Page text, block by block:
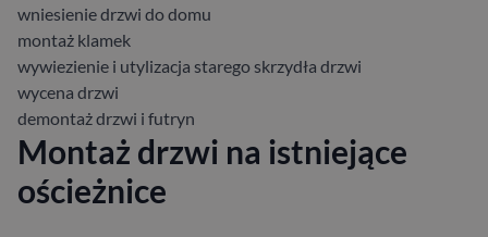
wniesienie drzwi do domu
montaż klamek
wywiezienie i utylizacja starego skrzydła drzwi
wycena drzwi
demontaż drzwi i futryn
Montaż drzwi na istniejące
ościeżnice